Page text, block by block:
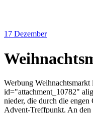
17 Dezember
Werbung Weihnachtsmarkt
id="attachment_10782"
nieder, die durch die
Advent-Treffpunkt. An den